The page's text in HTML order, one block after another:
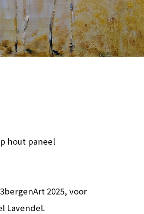
hout paneel
2025, voor
Lavendel.